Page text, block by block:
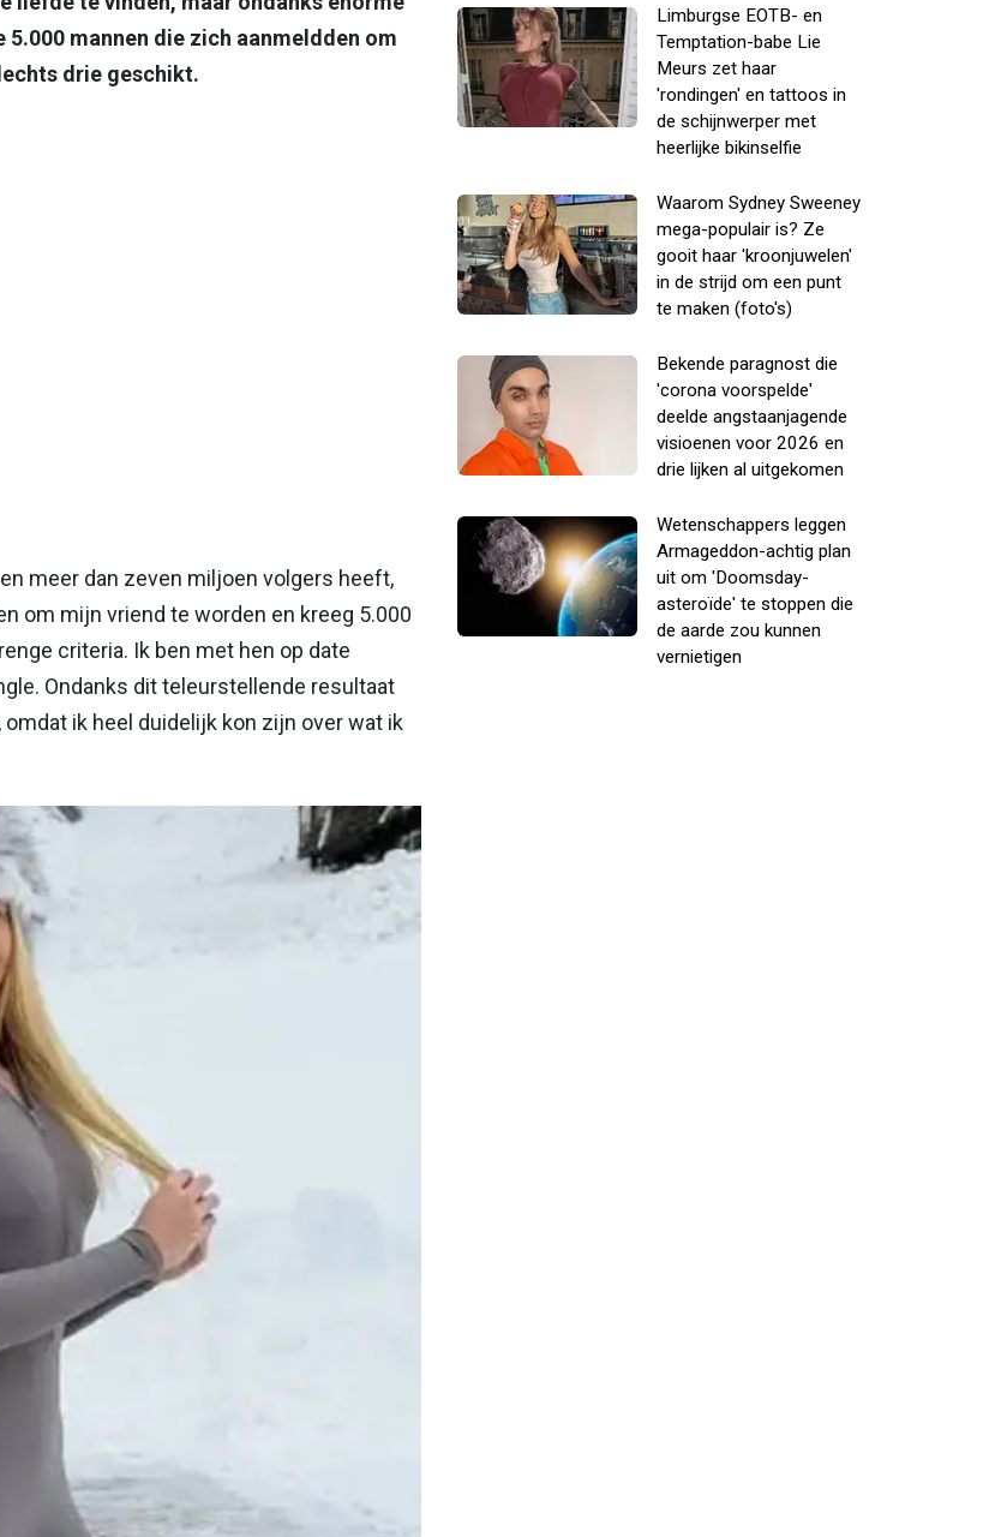
mannen die zich aanmeldden om
drie geschikt.
meer dan zeven miljoen volgers heeft,
om mijn vriend te worden en kreeg 5.000
criteria. Ik ben met hen op date
Ondanks dit teleurstellende resultaat
ik heel duidelijk kon zijn over wat ik
Limburgse EOTB- en
Temptation-babe Lie
Meurs zet haar
'rondingen' en tattoos in
de schijnwerper met
heerlijke bikinselfie
Waarom Sydney Sweeney
mega-populair is? Ze
gooit haar 'kroonjuwelen'
in de strijd om een punt
te maken (foto's)
Bekende paragnost die
'corona voorspelde'
deelde angstaanjagende
visioenen voor 2026 en
drie lijken al uitgekomen
Wetenschappers leggen
Armageddon-achtig plan
uit om 'Doomsday-
asteroïde' te stoppen die
de aarde zou kunnen
vernietigen